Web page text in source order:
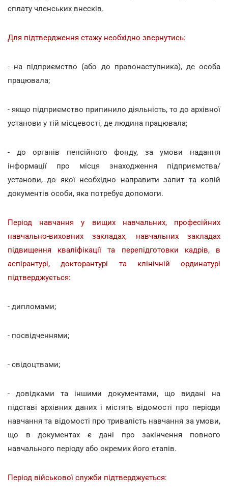
сплату членських внесків.
Для підтвердження стажу необхідно звернутись:
- на підприємство (або до правонаступника), де особа
працювала;
- якщо підприємство припинило діяльність, то до архівної
установи у тій місцевості, де людина працювала;
- до органів пенсійного фонду, за умови надання
інформації про місця знаходження підприємства/
установи, до якої необхідно направити запит та копій
документів особи, яка потребує допомоги.
Період навчання у вищих навчальних, професійних
навчально-виховних закладах, навчальних закладах
підвищення кваліфікації та перепідготовки кадрів, в
аспірантурі, докторантурі та клінічній ординатурі
підтверджується:
- дипломами;
- посвідченнями;
- свідоцтвами;
- довідками та іншими документами, що видані на
підставі архівних даних і містять відомості про періоди
навчання та відомості про тривалість навчання за умови,
що в документах є дані про закінчення повного
навчального періоду або окремих його етапів.
Період військової служби підтверджується: